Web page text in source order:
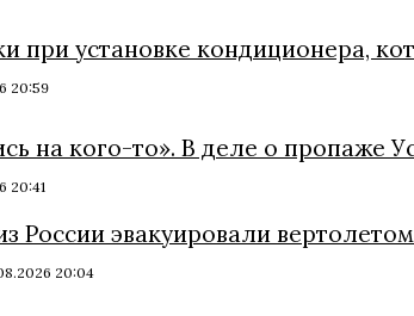
при установке кондиционера,
20:59
на кого-то». В деле о пропаже
20:41
России эвакуировали
20:04